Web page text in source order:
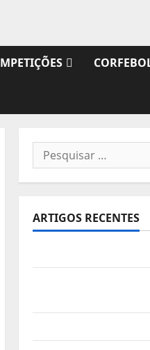
Pesquisar
por:
ARTIGOS RECENTES